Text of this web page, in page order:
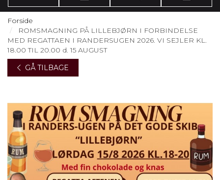
Forside
ROMSMAGNING PÅ LILLEBJØRN I FORBINDELSE
MED REGATTAEN I RANDERSUGEN 2026. VI SEJLER KL.
18.00 TIL 20.00 d. 15 AUGUST
GÅ TILBAGE